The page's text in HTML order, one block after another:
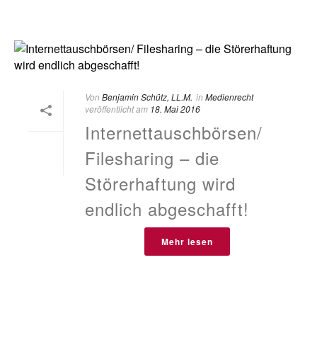
Von Benjamin Schütz, LL.M. in Medienrecht
veröffentlicht am 18. Mai 2016
Internettauschbörsen/
Filesharing – die
Störerhaftung wird
endlich abgeschafft!
Mehr lesen